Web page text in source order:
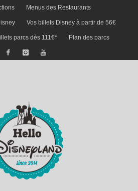
Menus des Restaurants
Vos billets Disney à partir de 56€
parcs dès 111€* Plan des parcs